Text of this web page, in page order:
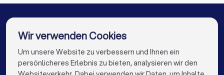
Finanzberater in Bremen
Finanzberater in Nürnberg
Finanzberater in Dresden
Finanzberater in Hannover
Finanzberater in Leipzig
Die besten Finanzberater für Sie
Wir verwenden Cookies
Um unsere Website zu verbessern und Ihnen ein
persönlicheres Erlebnis zu bieten, analysieren wir den